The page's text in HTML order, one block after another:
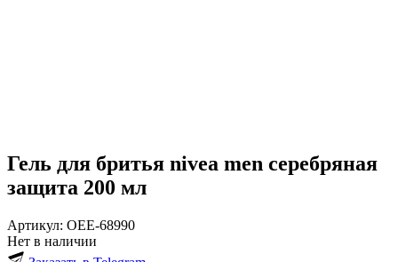
Гель для бритья nivea men серебряная
защита 200 мл
Артикул: OEE-68990
Нет в наличии